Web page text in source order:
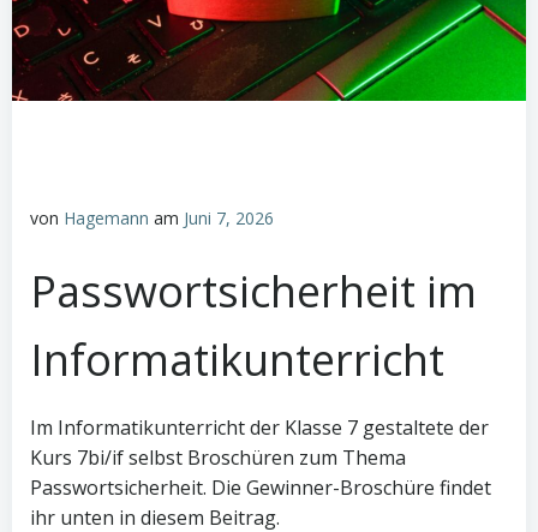
von Hagemann am Juni 7, 2026
Passwortsicherheit im
Informatikunterricht
Im Informatikunterricht der Klasse 7 gestaltete der
Kurs 7bi/if selbst Broschüren zum Thema
Passwortsicherheit. Die Gewinner-Broschüre findet
ihr unten in diesem Beitrag.